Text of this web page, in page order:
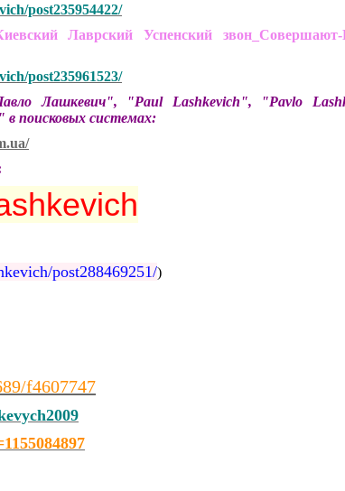
post235954422/
Лаврский Успенский
post235961523/
Лашкевич", "Paul Lashkevich", "Pavlo
поисковых системах:
post288469251/)
f4607747